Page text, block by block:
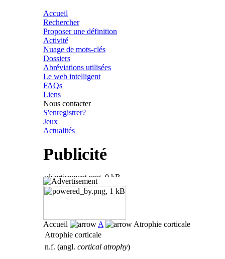
Accueil
Rechercher
Proposer une définition
Activité
Nuage de mots-clés
Dossiers
Abréviations utilisées
Le web intelligent
FAQs
Liens
Nous contacter
S'enregistrer?
Jeux
Actualités
Publicité
Accueil A
Atrophie corticale
Atrophie corticale
n.f. (angl. cortical atrophy)